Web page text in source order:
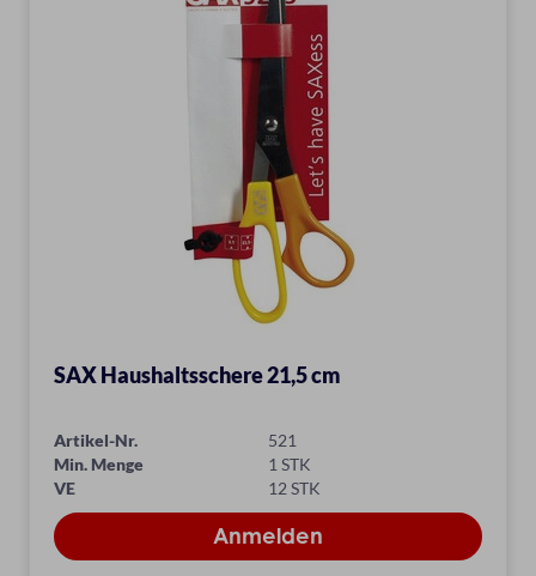
SAX Haushaltsschere 21,5 cm
Artikel-Nr.
521
Min. Menge
1 STK
VE
12 STK